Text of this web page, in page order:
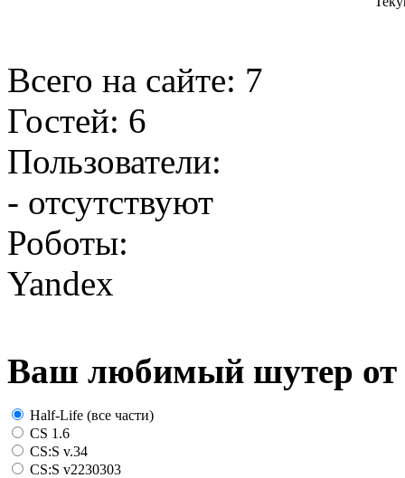
Всего на сайте: 7
Гостей: 6
Пользователи:
- отсутствуют
Роботы:
Yandex
Ваш любимый шутер от
Half-Life (все части)
CS 1.6
CS:S v.34
CS:S v2230303